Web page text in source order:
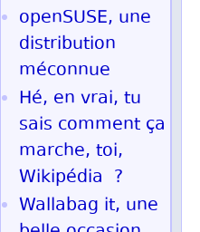
openSUSE, une
distribution
méconnue
Hé, en vrai, tu
sais comment ça
marche, toi,
Wikipédia ?
Wallabag it, une